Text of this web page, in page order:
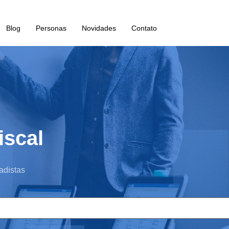
Blog Personas Novidades Contato